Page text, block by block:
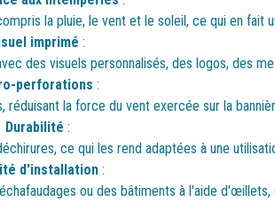
la pluie, le vent et le soleil, ce qui en fait
imprimé :
des visuels personnalisés, des logos, des
perforations :
la force du vent exercée sur la
Durabilité :
ce qui les rend adaptées à une
d'installation:
ou des bâtiments à l'aide